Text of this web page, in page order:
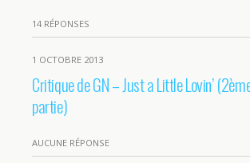
14 RÉPONSES
1 OCTOBRE 2013
Critique de GN – Just a Little Lovin’
partie)
AUCUNE RÉPONSE